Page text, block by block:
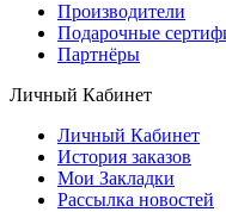
Производители
Подарочные
Партнёры
Личный Кабинет
Личный Кабинет
История заказов
Мои Закладки
Рассылка новостей